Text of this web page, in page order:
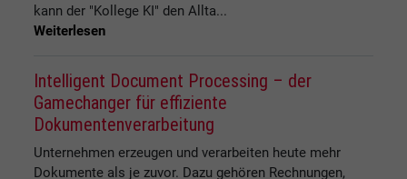
kann der "Kollege KI" den Allta...
Weiterlesen
Intelligent Document Processing – der
Gamechanger für effiziente
Dokumentenverarbeitung
Unternehmen erzeugen und verarbeiten heute mehr
Dokumente als je zuvor. Dazu gehören Rechnungen,